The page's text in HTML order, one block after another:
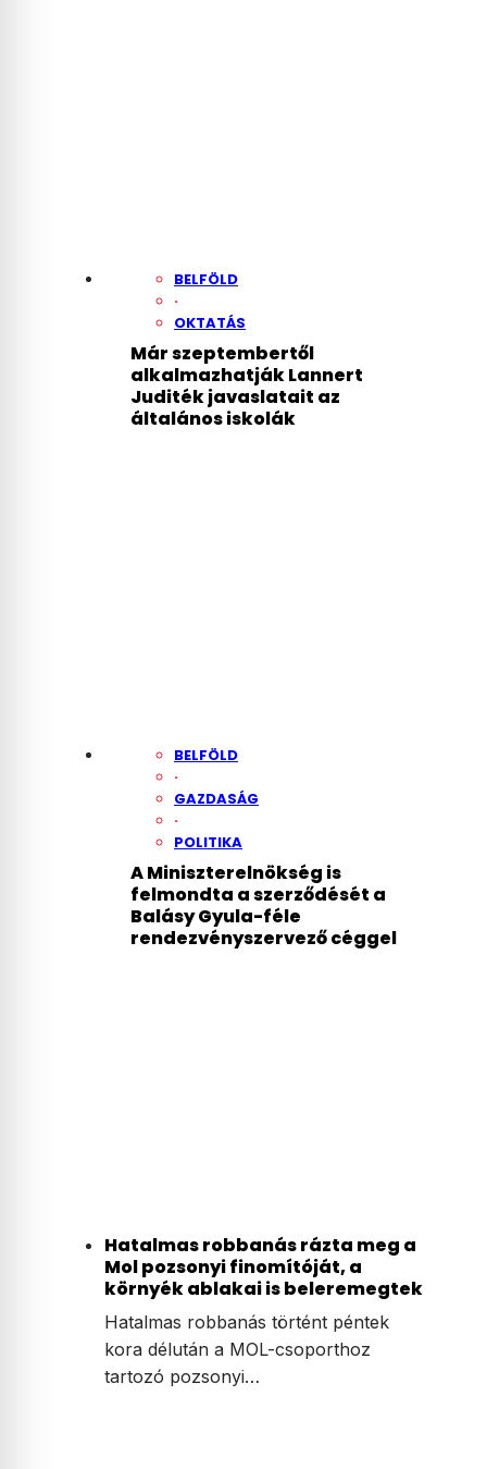
BELFÖLD
·
OKTATÁS
Már szeptembertől
alkalmazhatják Lannert
Juditék javaslatait az
általános iskolák
BELFÖLD
·
GAZDASÁG
·
POLITIKA
A Miniszterelnökség is
felmondta a szerződését a
Balásy Gyula-féle
rendezvényszervező céggel
Hatalmas robbanás rázta meg a
Mol pozsonyi finomítóját, a
környék ablakai is beleremegtek
Hatalmas robbanás történt péntek
kora délután a MOL-csoporthoz
tartozó pozsonyi…